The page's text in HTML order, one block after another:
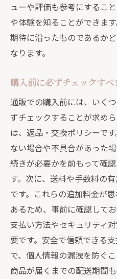
ューや評価も参考にするこ
や体験を知ることができま
期待に沿ったものであるか
なります。
購入前に必ずチェックすべ
通販での購入前には、いく
ずチェックすることが求め
は、返品・交換ポリシーで
ない場合や不具合があった
続きが必要かを前もって確
す。次に、送料や手数料の
です。これらの追加料金が
あるため、事前に確認して
支払い方法やセキュリティ
要です。安全で信頼できる
で、個人情報の漏洩を防ぐこ
商品が届くまでの配送期間